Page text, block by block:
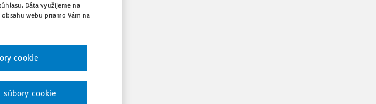
Stiahnuť
Dáta využijeme na
webu priamo Vám na
cookie
cookie